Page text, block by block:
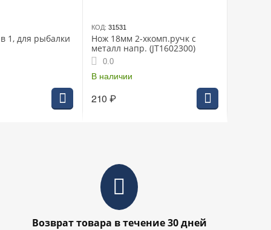
КОД: 31531
Нож 18мм 2-хкомп.ручк с
металл напр. (JT1602300)
0.0
В наличии
210 ₽
Возврат товара в течение 30 дней